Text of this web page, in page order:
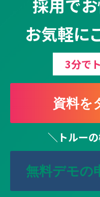
採用でお
お気軽に
3分で
資料を
＼トルー
無料デモの